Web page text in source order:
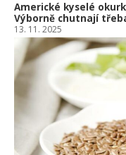
Americké kyselé
Výborně chutnají
13. 11. 2025